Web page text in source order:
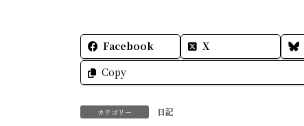
Facebook X
Copy
カテゴリー 日記